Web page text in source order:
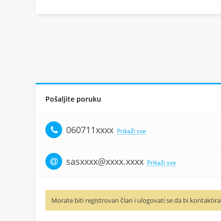
Pošaljite poruku
060711xxxx Prikaži sve
sasxxxx@xxxx.xxxx Prikaži sve
Morate biti registrovan član i ulogovati se da bi